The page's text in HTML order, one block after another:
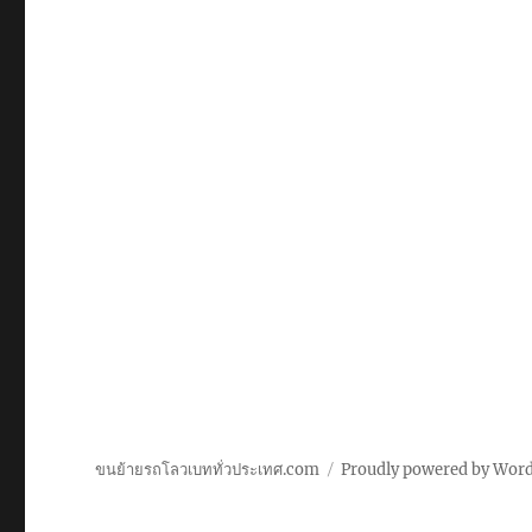
ขนย้ายรถโลวเบททั่วประเทศ.com Proudly powered by